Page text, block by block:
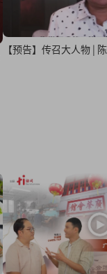
【预告】传召大人物 |